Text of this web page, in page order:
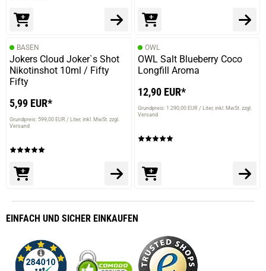
BASEN
Jokers Cloud Joker`s Shot
Nikotinshot 10ml / Fifty
Fifty
5,99 EUR*
Grundpreis: 599,00 EUR / Liter inkl. MwSt. zzgl.
Versand
OWL
OWL Salt Blueberry Coco
Longfill Aroma
12,90 EUR*
Grundpreis: 1.290,00 EUR / Liter inkl. MwSt. zzgl.
Versand
EINFACH UND SICHER EINKAUFEN